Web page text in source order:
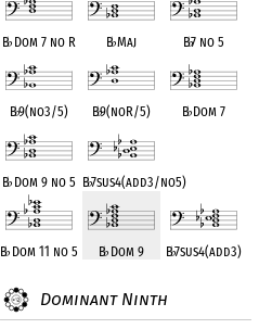
B♭Dom 7 no R B♭Maj B♭7 no 5
B♭9(no3/5) B♭9(noR/5) B♭Dom 7
B♭Dom 9 no 5 B♭7sus4(add3/no5)
B♭Dom 11 no 5 B♭Dom 9 B♭7sus4(add3)
Dominant Ninth